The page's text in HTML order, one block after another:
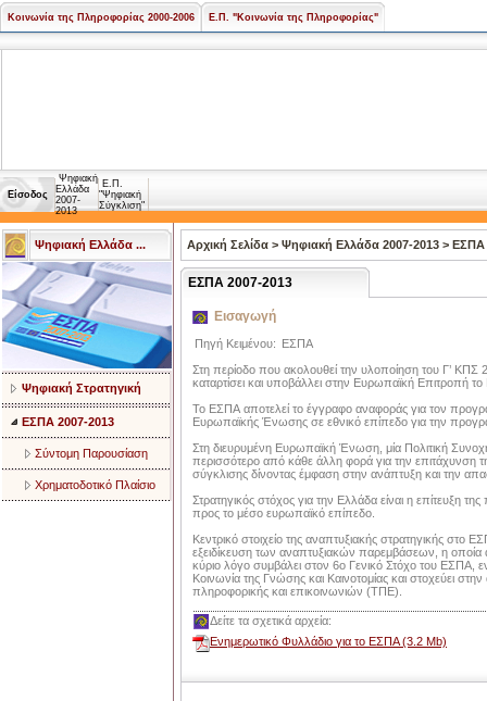
Κοινωνία της Πληροφορίας 2000-2006 Ε.Π. "Κοινωνία της Πληροφορίας"
Είσοδος
Ψηφιακή
Ελλάδα
2007-
2013
Ε.Π.
"Ψηφιακή
Σύγκλιση"
Ψηφιακή Ελλάδα ...
Ψηφιακή Στρατηγική
ΕΣΠΑ 2007-2013
Σύντομη Παρουσίαση
Χρηματοδοτικό Πλαίσιο
Αρχική Σελίδα > Ψηφιακή Ελλάδα 2007-2013 > ΕΣΠΑ
ΕΣΠΑ 2007-2013
Εισαγωγή
Πηγή Κειμένου: ΕΣΠΑ
Στη περίοδο που ακολουθεί την υλοποίηση του Γ’ ΚΠΣ
καταρτίσει και υποβάλλει στην Ευρωπαϊκή Επιτροπή
Το ΕΣΠΑ αποτελεί το έγγραφο αναφοράς για τον
Ευρωπαϊκής Ένωσης σε εθνικό επίπεδο για την
Στη διευρυμένη Ευρωπαϊκή Ένωση, μία Πολιτική
περισσότερο από κάθε άλλη φορά για την επιτάχυνση
σύγκλισης δίνοντας έμφαση στην ανάπτυξη και την
Στρατηγικός στόχος για την Ελλάδα είναι η επίτευξη
προς το μέσο ευρωπαϊκό επίπεδο.
Κεντρικό στοιχείο της αναπτυξιακής στρατηγικής στο
εξειδίκευση των αναπτυξιακών παρεμβάσεων, η οποία
κύριο λόγο συμβάλει στον 6ο Γενικό Στόχο του ΕΣΠΑ,
Κοινωνία της Γνώσης και Καινοτομίας και στοχεύει
πληροφορικής και επικοινωνιών (ΤΠΕ).
Δείτε τα σχετικά αρχεία:
Ενημερωτικό Φυλλάδιο για το ΕΣΠΑ (3.2 Mb)